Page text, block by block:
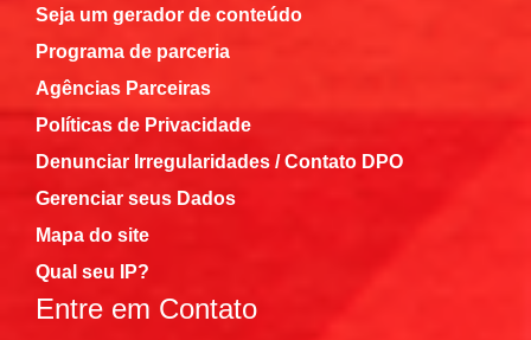
Seja um gerador de conteúdo
Programa de parceria
Agências Parceiras
Políticas de Privacidade
Denunciar Irregularidades / Contato DPO
Gerenciar seus Dados
Mapa do site
Qual seu IP?
Entre em Contato